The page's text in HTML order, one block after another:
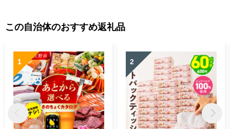
この自治体のおすすめ返礼品
1 2